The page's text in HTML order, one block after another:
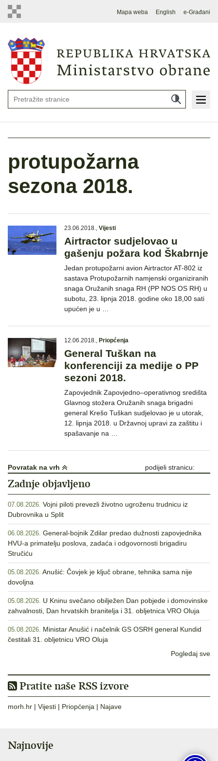
Mapa weba English e-Građani
protupožarna
sezona 2018.
23.06.2018., Vijesti
Airtractor sudjelovao u
gašenju požara kod Škabrnje
Jedan protupožarni avion Airtractor AT-802 iz
sastava Protupožarnih namjenski organiziranih
snaga Oružanih snaga RH (PP NOS OS RH) u
subotu, 23. lipnja 2018. godine oko 18,00 sati
upućen je u …
12.06.2018., Priopćenja
General Tuškan na
konferenciji za medije o PP
sezoni 2018.
Zapovjednik Zapovjedno–operativnog središta
Glavnog stožera Oružanih snaga brigadni
general Krešo Tuškan sudjelovao je u utorak,
12. lipnja 2018. u Državnoj upravi za zaštitu i
spašavanje na …
Povratak na vrh podijeli stranicu:
Zadnje objavljeno
07.08.2026. Vojni piloti prevezli životno ugroženu trudnicu iz
Dubrovnika u Split
06.08.2026. General-bojnik Zdilar predao dužnosti zapovjednika
HVU-a primatelju poslova, zadaća i odgovornosti brigadiru
Stručiću
05.08.2026. Anušić: Čovjek je ključ obrane, tehnika sama nije
dovoljna
05.08.2026. U Kninu svečano obilježen Dan pobjede i domovinske
zahvalnosti, Dan hrvatskih branitelja i 31. obljetnica VRO Oluja
05.08.2026. Ministar Anušić i načelnik GS OSRH general Kundid
čestitali 31. obljetnicu VRO Oluja
Pogledaj sve
Pratite naše RSS izvore
morh.hr | Vijesti | Priopćenja | Najave
Najnovije